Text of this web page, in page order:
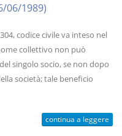
06/1989)
codice civile va inteso nel
collettivo non può
singolo socio, se non dopo
società; tale beneficio
continua a leggere